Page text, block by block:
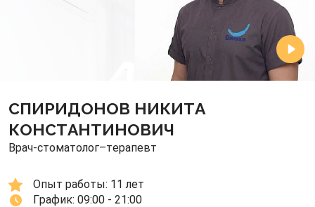
СПИРИДОНОВ НИКИТА
КОНСТАНТИНОВИЧ
Врач-стоматолог–терапевт
Опыт работы: 11 лет
График: 09:00 - 21:00